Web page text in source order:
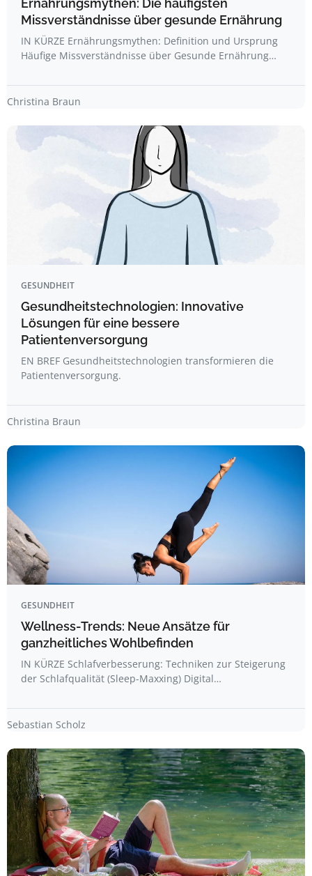
Ernährungsmythen: Die häufigsten
Missverständnisse über gesunde Ernährung
IN KÜRZE Ernährungsmythen: Definition und Ursprung
Häufige Missverständnisse über Gesunde Ernährung…
Christina Braun
GESUNDHEIT
Gesundheitstechnologien: Innovative
Lösungen für eine bessere
Patientenversorgung
EN BREF Gesundheitstechnologien transformieren die
Patientenversorgung.
Christina Braun
GESUNDHEIT
Wellness-Trends: Neue Ansätze für
ganzheitliches Wohlbefinden
IN KÜRZE Schlafverbesserung: Techniken zur Steigerung
der Schlafqualität (Sleep-Maxxing) Digital…
Sebastian Scholz